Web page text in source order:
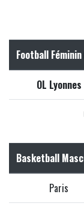
Football Féminin
OL Lyonnes
Basketball
Paris